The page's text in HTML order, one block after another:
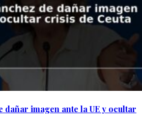
dañar imagen ante la UE y ocultar